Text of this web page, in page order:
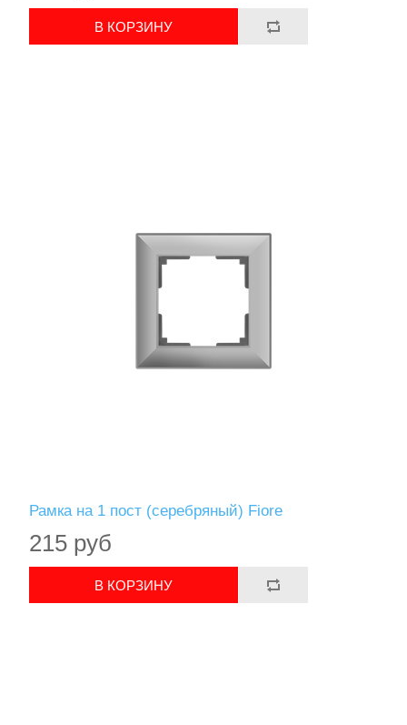
Рамка на 1 пост (серебряный) Fiore
215 руб